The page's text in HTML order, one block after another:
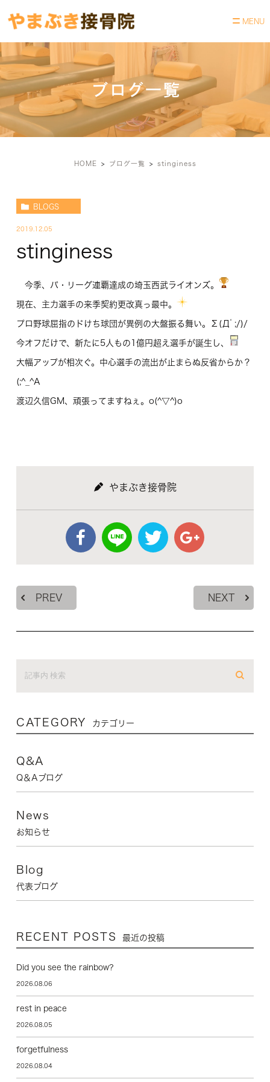
ブログ一覧
HOME ブログ一覧 stinginess
BLOGS
2019.12.05
stinginess
今季、パ・リーグ連覇達成の埼玉西武ライオンズ。
現在、主力選手の来季契約更改真っ最中。
プロ野球屈指のドけち球団が異例の大盤振る舞い。Σ(Дﾟ;/)/
今オフだけで、新たに5人もの1億円超え選手が誕生し、
大幅アップが相次ぐ。中心選手の流出が止まらぬ反省からか？
(;^_^A
渡辺久信GM、頑張ってますねぇ。o(^▽^)o
やまぶき接骨院
PREV NEXT
CATEGORY カテゴリー
Q&A
Q＆Aブログ
News
お知らせ
Blog
代表ブログ
RECENT POSTS 最近の投稿
Did you see the rainbow?
2026.08.06
rest in peace
2026.08.05
forgetfulness
2026.08.04